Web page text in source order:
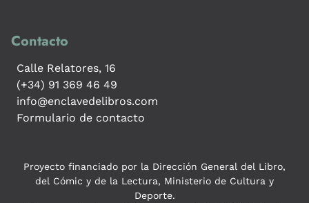
Contacto
Calle Relatores, 16
(+34) 91 369 46 49
info@enclavedelibros.com
Formulario de contacto
Proyecto financiado por la Dirección General del Libro,
del Cómic y de la Lectura, Ministerio de Cultura y
Deporte.